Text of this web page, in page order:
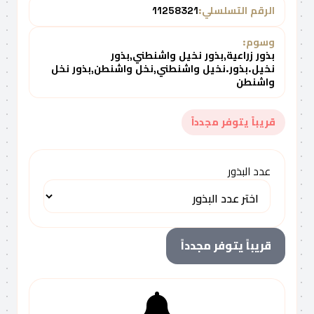
الرقم التسلسلي:11258321
وسوم:
بذور زراعية,بذور نخيل واشنطني,بذور
نخيل.بذور.نخيل واشنطني,نخل واشنطن,بذور نخل
واشنطن
قريباً يتوفر مجدداً
عدد البذور
قريباً يتوفر مجدداً